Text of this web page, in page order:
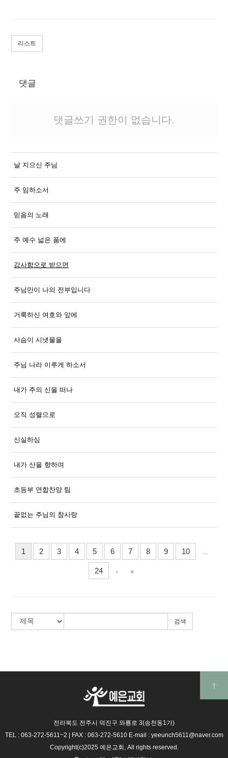
리스트
댓글
댓글쓰기 권한이 없습니다.
날 지으신 주님
주 임하소서
믿음의 노래
주 예수 넓은 품에
감사함으로 받으면
주님만이 나의 전부입니다
거룩하신 여호와 앞에
사슴이 시냇물을
주님 나라 이루게 하소서
내가 주의 신을 떠나
오직 성렬으로
신실하심
내가 산을 향하여
초등부 연합찬양 팀
끝없는 주님의 참사랑
1 2 3 4 5 6 7 8 9 10
24
검색
전라북도 전주시 덕진구 와룡로 3(송천동1가)
TEL : 063-272-5611~2
FAX : 063-272-5610 E-mail : yeeunch5611@naver.com
Copyright(c)2025 예은교회, All rights reserved.